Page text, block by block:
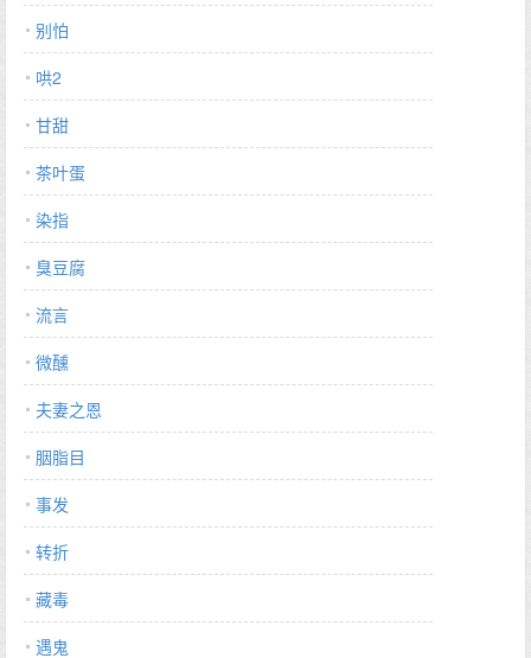
别怕
哄2
甘甜
茶叶蛋
染指
臭豆腐
流言
微醺
夫妻之恩
胭脂目
事发
转折
藏毒
遇鬼